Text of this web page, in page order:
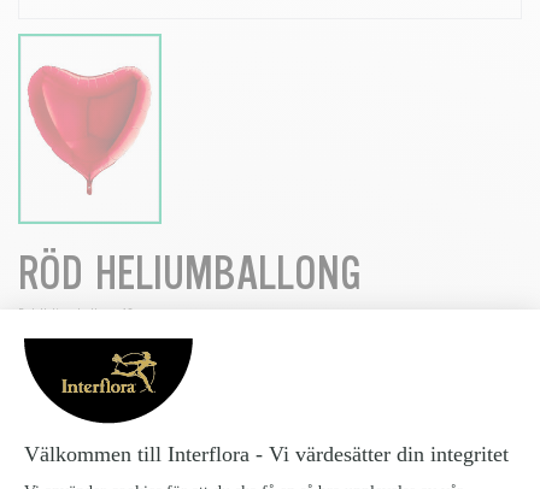
RÖD HELIUMBALLONG
Rod-Heliumballong_10
129 kr
Röd Heliumballong
Antal